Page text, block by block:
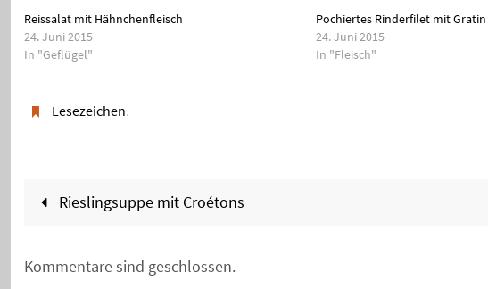
Reissalat mit Hähnchenfleisch
24. Juni 2015
In "Geflügel"
Pochiertes Rinderfilet mit Gratin
24. Juni 2015
In "Fleisch"
Lesezeichen.
Rieslingsuppe mit Croétons
Kommentare sind geschlossen.